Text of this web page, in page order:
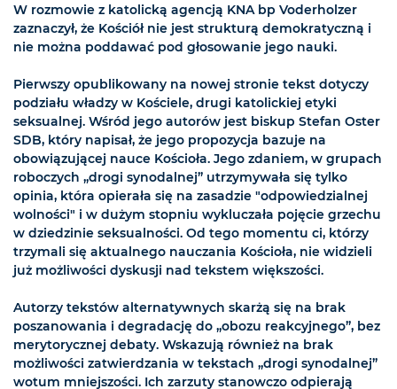
W rozmowie z katolicką agencją KNA bp Voderholzer
zaznaczył, że Kościół nie jest strukturą demokratyczną i
nie można poddawać pod głosowanie jego nauki.
Pierwszy opublikowany na nowej stronie tekst dotyczy
podziału władzy w Kościele, drugi katolickiej etyki
seksualnej. Wśród jego autorów jest biskup Stefan Oster
SDB, który napisał, że jego propozycja bazuje na
obowiązującej nauce Kościoła. Jego zdaniem, w grupach
roboczych „drogi synodalnej” utrzymywała się tylko
opinia, która opierała się na zasadzie "odpowiedzialnej
wolności" i w dużym stopniu wykluczała pojęcie grzechu
w dziedzinie seksualności. Od tego momentu ci, którzy
trzymali się aktualnego nauczania Kościoła, nie widzieli
już możliwości dyskusji nad tekstem większości.
Autorzy tekstów alternatywnych skarżą się na brak
poszanowania i degradację do „obozu reakcyjnego”, bez
merytorycznej debaty. Wskazują również na brak
możliwości zatwierdzania w tekstach „drogi synodalnej”
wotum mniejszości. Ich zarzuty stanowczo odpierają